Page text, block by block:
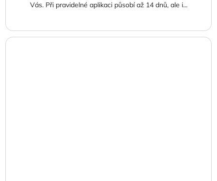
Vás. Při pravidelné aplikaci působí až 14 dnů, ale i...